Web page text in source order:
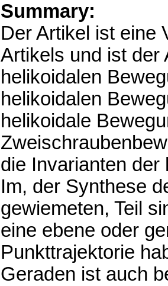
Summary:
Der Artikel ist eine
Artikels und ist der
helikoidalen
helikoidalen
helikoidale
die Invarianten der
Im, der Synthese
gewiemeten, Teil
eine ebene oder
Punkttrajektorie
Geraden ist auch